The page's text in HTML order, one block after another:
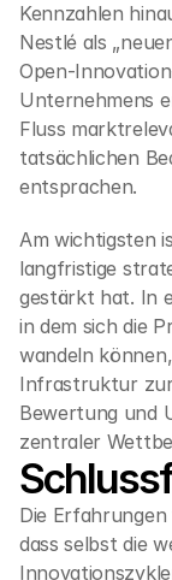
Kennzahlen
Nestlé als
Open-
Unternehmens
Fluss
tatsächlichen
entsprachen.
Am wichtigsten
langfristige
gestärkt hat. In
in dem sich die
wandeln
Infrastruktur
Bewertung und
zentraler
Die
dass selbst die